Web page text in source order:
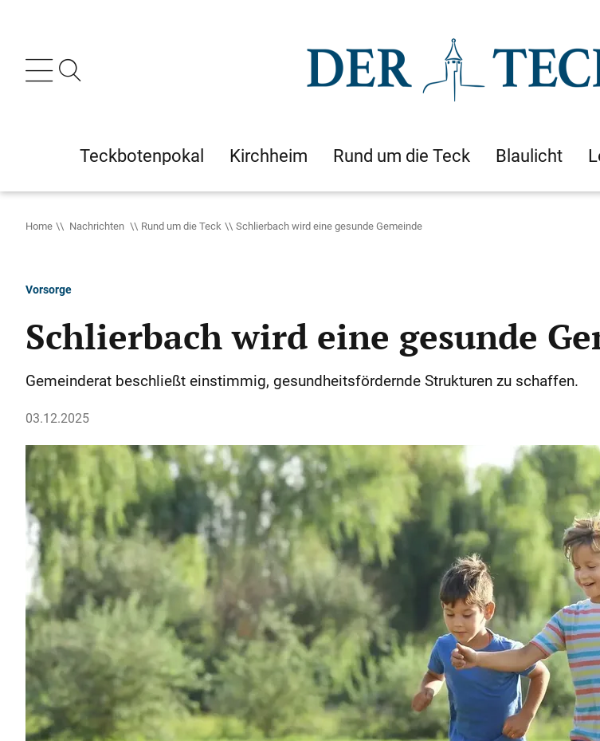
Teckbotenpokal Kirchheim Rund um die Teck Blaulicht
Home Nachrichten Rund um die Teck Schlierbach wird eine gesunde Gemeinde
Vorsorge
Schlierbach wird eine gesunde
Gemeinderat beschließt einstimmig, gesundheitsfördernde Strukturen zu schaffen.
03.12.2025